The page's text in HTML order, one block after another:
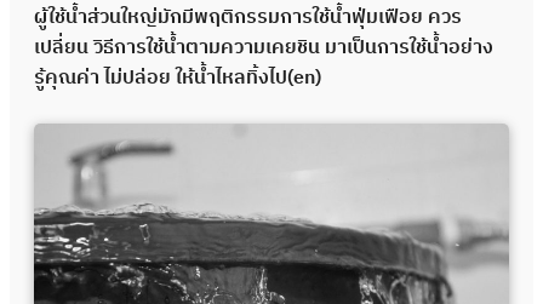
ผู้ใช้น้ำส่วนใหญ่มักมีพฤติกรรมการใช้น้ำฟุ่มเฟือย ควร
เปลี่ยน วิธีการใช้น้ำตามความเคยชิน มาเป็นการใช้น้ำอย่าง
รู้คุณค่า ไม่ปล่อย ให้น้ำไหลทิ้งไป(en)